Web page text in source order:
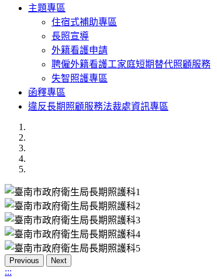
主題專區
住宿式補助專區
長照宣導
外籍看護申請
聘僱外籍看護工家庭短期替代照顧服務
失智照護專區
函釋專區
違反長期照顧服務法裁處資訊專區
Previous Next
:::